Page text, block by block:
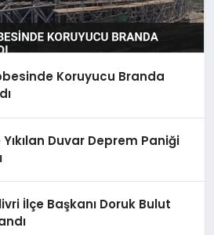
Koruyucu Branda
Yıkılan Duvar Deprem Paniği
İlçe Başkanı Doruk Bulut